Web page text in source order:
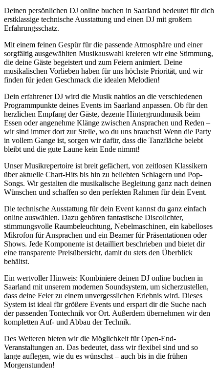
Deinen persönlichen DJ online buchen in Saarland bedeutet für dich
erstklassige technische Ausstattung und einen DJ mit großem
Erfahrungsschatz.
Mit einem feinen Gespür für die passende Atmosphäre und einer
sorgfältig ausgewählten Musikauswahl kreieren wir eine Stimmung,
die deine Gäste begeistert und zum Feiern animiert. Deine
musikalischen Vorlieben haben für uns höchste Priorität, und wir
finden für jeden Geschmack die idealen Melodien!
Dein erfahrener DJ wird die Musik nahtlos an die verschiedenen
Programmpunkte deines Events im Saarland anpassen. Ob für den
herzlichen Empfang der Gäste, dezente Hintergrundmusik beim
Essen oder angenehme Klänge zwischen Ansprachen und Reden –
wir sind immer dort zur Stelle, wo du uns brauchst! Wenn die Party
in vollem Gange ist, sorgen wir dafür, dass die Tanzfläche belebt
bleibt und die gute Laune kein Ende nimmt!
Unser Musikrepertoire ist breit gefächert, von zeitlosen Klassikern
über aktuelle Chart-Hits bis hin zu beliebten Schlagern und Pop-
Songs. Wir gestalten die musikalische Begleitung ganz nach deinen
Wünschen und schaffen so den perfekten Rahmen für dein Event.
Die technische Ausstattung für dein Event kannst du ganz einfach
online auswählen. Dazu gehören fantastische Discolichter,
stimmungsvolle Raumbeleuchtung, Nebelmaschinen, ein kabelloses
Mikrofon für Ansprachen und ein Beamer für Präsentationen oder
Shows. Jede Komponente ist detailliert beschrieben und bietet dir
eine transparente Preisübersicht, damit du stets den Überblick
behältst.
Ein wertvoller Hinweis: Kombiniere deinen DJ online buchen in
Saarland mit unserem modernen Soundsystem, um sicherzustellen,
dass deine Feier zu einem unvergesslichen Erlebnis wird. Dieses
System ist ideal für größere Events und erspart dir die Suche nach
der passenden Tontechnik vor Ort. Außerdem übernehmen wir den
kompletten Auf- und Abbau der Technik.
Des Weiteren bieten wir die Möglichkeit für Open-End-
Veranstaltungen an. Das bedeutet, dass wir flexibel sind und so
lange auflegen, wie du es wünschst – auch bis in die frühen
Morgenstunden!